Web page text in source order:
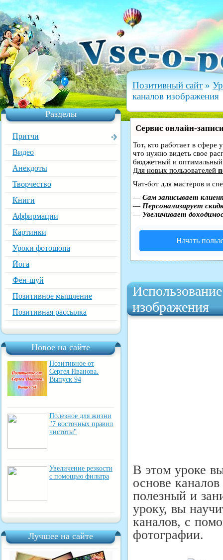
Разделы
Притчи
Видео
Анекдоты
Творчество
Книги
Аффирмации
Картинки
Уроки фотошопа
Йога
Фен-шуй
Позитивное мышление
Позитивная рассылка
Новое на сайте
Позитивное от
Сергея Иванова.
Выпуск 94
Полезное для жизни
"7 восточных правил
чистоты"
Увеличение резкости
с помощью фильтра
Лучшее на сайте
Позитивный сайт »
каналов изображения
Сервис онлайн-
Тот, кто работает в сфере
что нужно видеть свое
бюджетный и
Для новых пользователей
Чат-бот для мастеров и
— Сам записывает
— Персонализирует
— Увеличивает
Начать
изображения
В этом уроке
основе
полезный и
уроку, вы
каналов, с
фотографии.